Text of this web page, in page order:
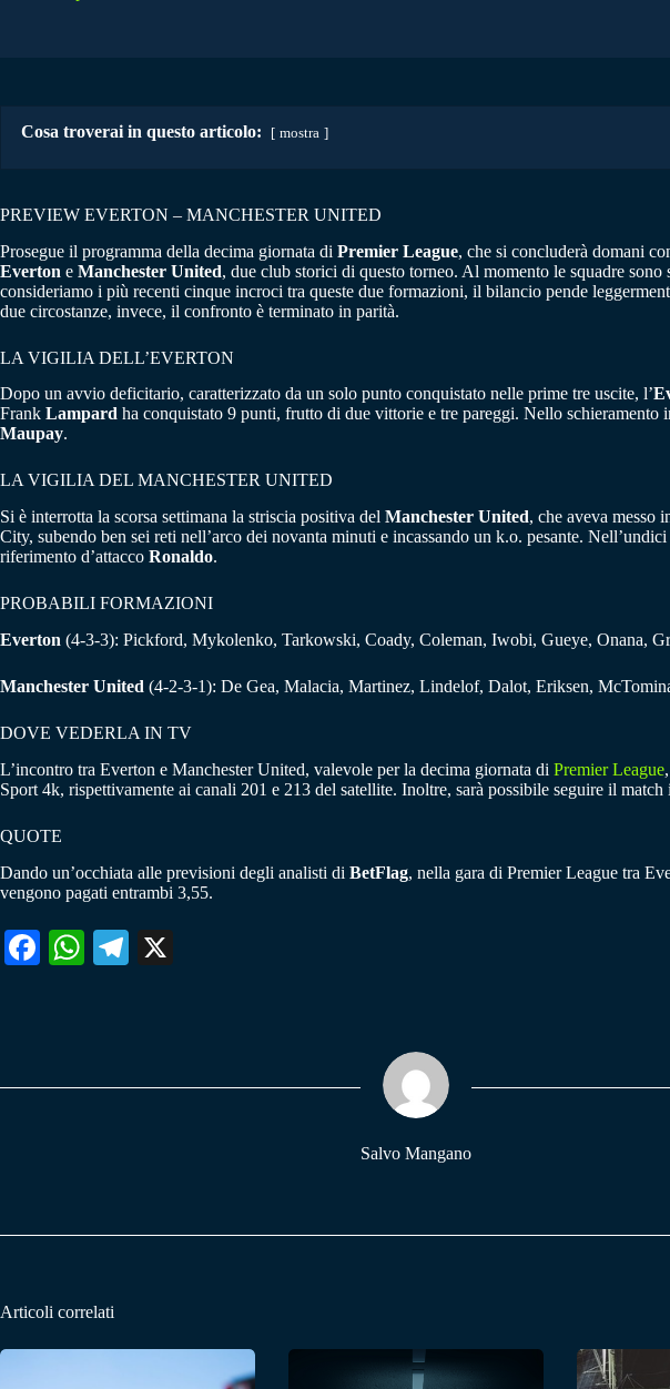
Cosa troverai in questo articolo: mostra
PREVIEW EVERTON – MANCHESTER UNITED
Prosegue il programma della decima giornata di Premier League, che si concluderà domani
Everton e Manchester United, due club storici di questo torneo. Al momento le squadre
consideriamo i più recenti cinque incroci tra queste due formazioni, il bilancio pende
due circostanze, invece, il confronto è terminato in parità.
LA VIGILIA DELL’EVERTON
Dopo un avvio deficitario, caratterizzato da un solo punto conquistato nelle prime tre uscite, l’
Frank Lampard ha conquistato 9 punti, frutto di due vittorie e tre pareggi. Nello
Maupay.
LA VIGILIA DEL MANCHESTER UNITED
Si è interrotta la scorsa settimana la striscia positiva del Manchester United, che aveva messo
City, subendo ben sei reti nell’arco dei novanta minuti e incassando un k.o. pesante.
riferimento d’attacco Ronaldo.
PROBABILI FORMAZIONI
Everton (4-3-3): Pickford, Mykolenko, Tarkowski, Coady, Coleman, Iwobi, Gueye, Onana,
Manchester United (4-2-3-1): De Gea, Malacia, Martinez, Lindelof, Dalot, Eriksen,
DOVE VEDERLA IN TV
L’incontro tra Everton e Manchester United, valevole per la decima giornata di Premier League
Sport 4k, rispettivamente ai canali 201 e 213 del satellite. Inoltre, sarà possibile seguire il
QUOTE
Dando un’occhiata alle previsioni degli analisti di BetFlag, nella gara di Premier League tra
vengono pagati entrambi 3,55.
Fa W
pp
Te
m
Salvo Mangano
Articoli correlati